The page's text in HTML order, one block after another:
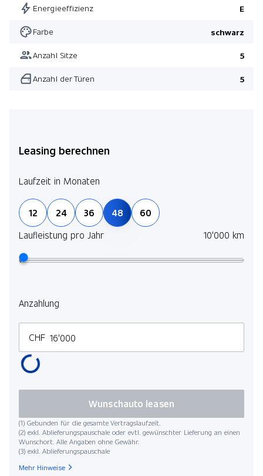
Pack Innovation
Pack M Sport
Driving Assistant Professional
Energieeffizienz E
Farbe schwarz
Anzahl Sitze 5
Anzahl der Türen 5
Leasing berechnen
Laufzeit in Monaten
12 24 36 48
60
Laufleistung pro Jahr
10'000 km
Anzahlung
CHF
(1) Gebunden für die gesamte Vertragslaufzeit.
(2) exkl. Ablieferungspauschale oder evtl. gewünschter Lieferung an einen
Wunschort. Alle Angaben ohne Gewähr.
(3) exkl. Ablieferungspauschale
Wunschauto leasen
Mehr Hinweise